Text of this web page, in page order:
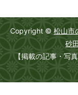
Copyright © 松山市
砂
【掲載の記事・写